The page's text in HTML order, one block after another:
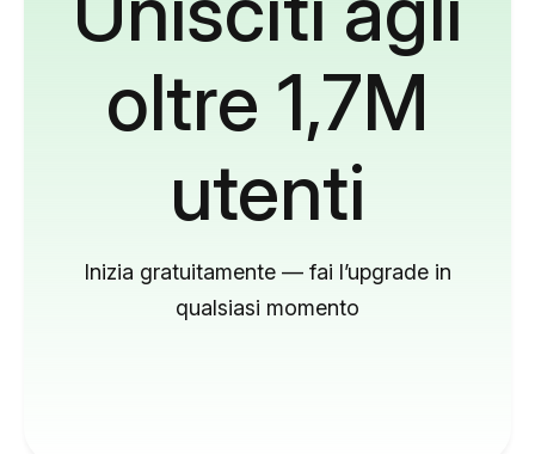
oltre 1,7M
utenti
Inizia gratuitamente — fai l’upgrade in
qualsiasi momento